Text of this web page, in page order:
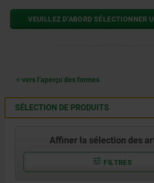
VEUILLEZ D’ABORD SÉLECTIONNER
vers l’aperçu des formes
SÉLECTION DE PRODUITS
Affiner la sélection des
FILTRES